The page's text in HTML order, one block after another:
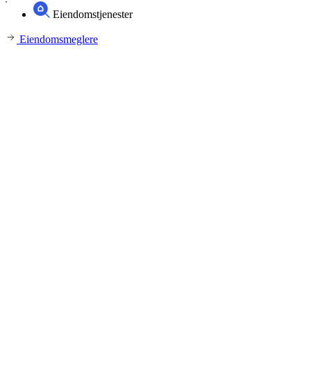
Eiendomstjenester
Eiendomsmeglere